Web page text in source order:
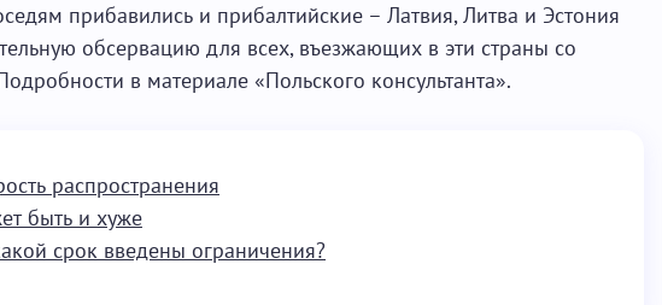
прибавились и прибалтийские – Латвия, Литва и Эстония
обсервацию для всех, въезжающих в эти страны со
в материале «Польского консультанта».
распространения
быть и хуже
срок введены ограничения?